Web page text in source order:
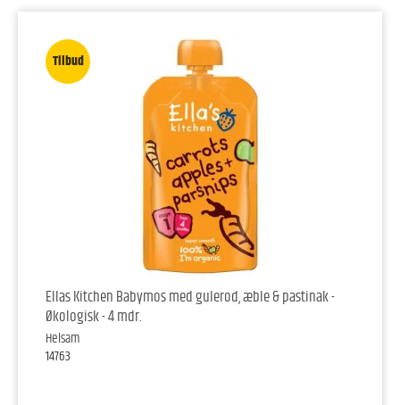
Tilbud
Ellas Kitchen Babymos med gulerod, æble & pastinak -
Økologisk - 4 mdr.
Helsam
14763